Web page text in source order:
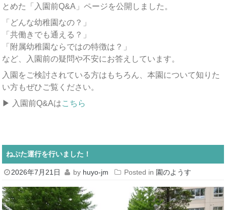
とめた「入園前Q&A」ページを公開しました。
「どんな幼稚園なの？」
「共働きでも通える？」
「附属幼稚園ならではの特徴は？」
など、入園前の疑問や不安にお答えしています。
入園をご検討されている方はもちろん、本園について知りた
い方もぜひご覧ください。
▶ 入園前Q&Aはこちら
ねぷた運行を行いました！
2026年7月21日 by huyo-jm Posted in 園のようす